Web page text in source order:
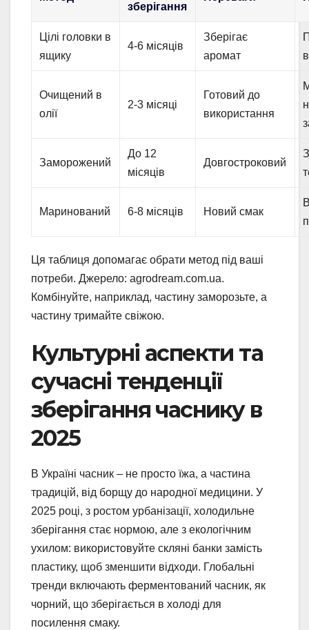
зберігання
Цілі головки в
ящику
4-6 місяців
Зберігає
аромат
Очищений в
олії
2-3 місяці
Готовий до
використання
Заморожений
До 12
місяців
Довгостроковий
Маринований 6-8 місяців Новий смак
Ця таблиця допомагає обрати метод під ваші
потреби. Джерело: agrodream.com.ua.
Комбінуйте, наприклад, частину заморозьте, а
частину тримайте свіжою.
Культурні аспекти та
сучасні тенденції
зберігання часнику в
2025
В Україні часник – не просто їжа, а частина
традицій, від борщу до народної медицини. У
2025 році, з ростом урбанізації, холодильне
зберігання стає нормою, але з екологічним
ухилом: використовуйте скляні банки замість
пластику, щоб зменшити відходи. Глобальні
тренди включають ферментований часник, як
чорний, що зберігається в холоді для
посилення смаку.